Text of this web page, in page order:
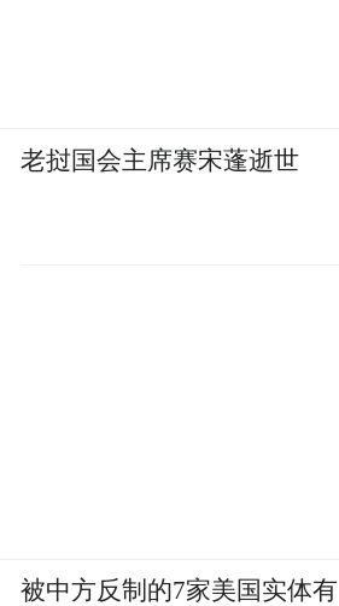
老挝国会主席赛宋蓬逝世
被中方反制的7家美国实体有